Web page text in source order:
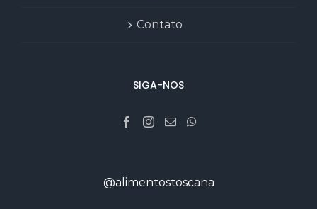
Contato
SIGA-NOS
@alimentostoscana